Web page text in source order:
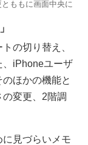
ももに画面中央に
の切り替え、
、iPhoneユーザ
ほかの機能と
変更、2階調
見づらいメモ